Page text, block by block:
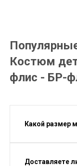
Костюм
флис - БР-
Какой размер
Доставляете